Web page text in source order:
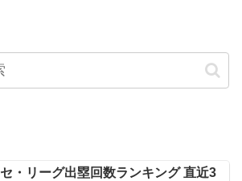
セ・リーグ出塁回数ランキング 直近3